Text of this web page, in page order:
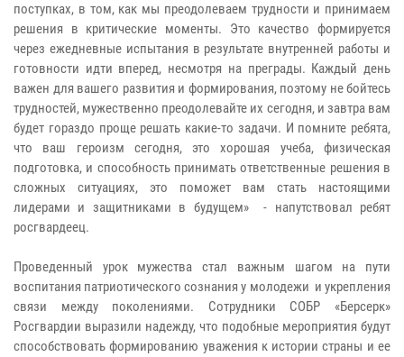
поступках, в том, как мы преодолеваем трудности и принимаем
решения в критические моменты. Это качество формируется
через ежедневные испытания в результате внутренней работы и
готовности идти вперед, несмотря на преграды. Каждый день
важен для вашего развития и формирования, поэтому не бойтесь
трудностей, мужественно преодолевайте их сегодня, и завтра вам
будет гораздо проще решать какие-то задачи. И помните ребята,
что ваш героизм сегодня, это хорошая учеба, физическая
подготовка, и способность принимать ответственные решения в
сложных ситуациях, это поможет вам стать настоящими
лидерами и защитниками в будущем» - напутствовал ребят
росгвардеец.
Проведенный урок мужества стал важным шагом на пути
воспитания патриотического сознания у молодежи и укрепления
связи между поколениями. Сотрудники СОБР «Берсерк»
Росгвардии выразили надежду, что подобные мероприятия будут
способствовать формированию уважения к истории страны и ее